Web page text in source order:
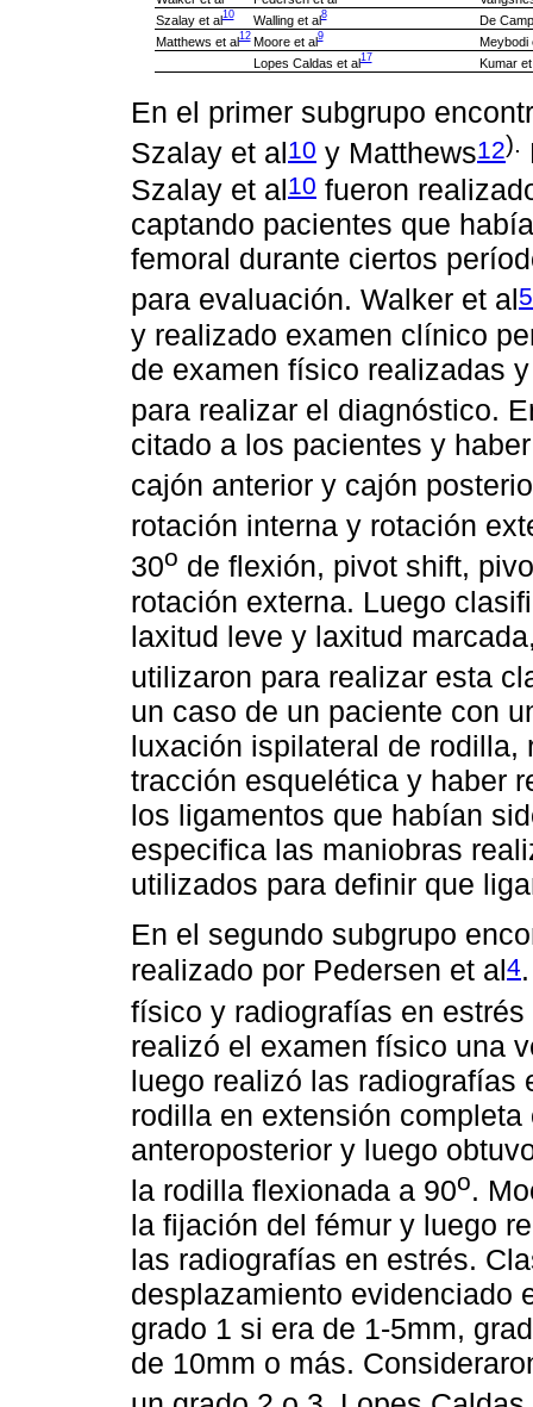
Szalay et al10 Walling et al8
De
Matthews et al12 Moore et al9
Meybodi
Lopes Caldas et al17 Kumar et
En el primer subgrupo
Szalay et al10 y Matthews12).
Szalay et al10 fueron
captando pacientes que
femoral durante ciertos
para evaluación. Walker et al5
y realizado examen clínico
de examen físico realizadas
para realizar el diagnóstico.
citado a los pacientes y
cajón anterior y cajón
rotación interna y rotación
30o de flexión, pivot shift,
rotación externa. Luego
laxitud leve y laxitud
utilizaron para realizar esta
un caso de un paciente con
luxación ispilateral de rodilla,
tracción esquelética y haber
los ligamentos que habían
especifica las maniobras
utilizados para definir que
En el segundo subgrupo
realizado por Pedersen et al4
físico y radiografías en
realizó el examen físico una
luego realizó las radiografías
rodilla en extensión
anteroposterior y luego
la rodilla flexionada a 90o.
la fijación del fémur y luego
las radiografías en estrés.
desplazamiento evidenciado
grado 1 si era de 1-5mm,
de 10mm o más.